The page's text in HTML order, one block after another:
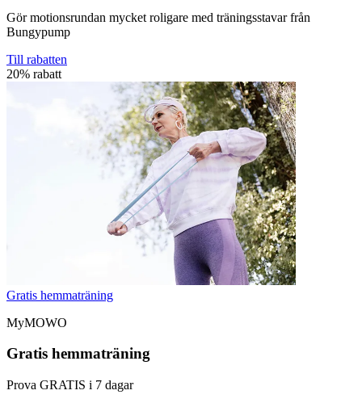
Gör motionsrundan mycket roligare med träningsstavar från
Bungypump
Till rabatten
20% rabatt
Gratis hemmaträning
MyMOWO
Gratis hemmaträning
Prova GRATIS i 7 dagar